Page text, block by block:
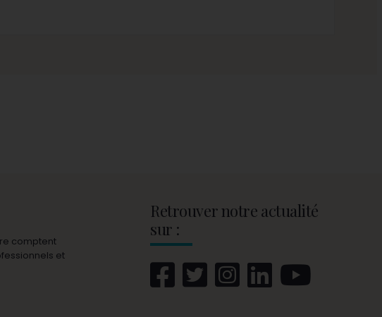
comptent
et
Retrouver notre actualité
sur :